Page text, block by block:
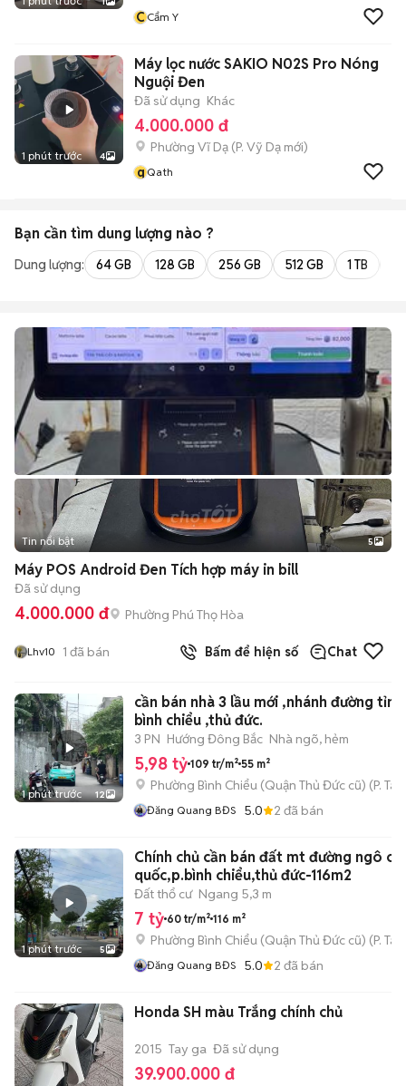
CCẩm Y
1 phút trước 4
Máy lọc nước SAKIO N02S Pro Nóng
Nguội Đen
Đã sử dụng Khác
4.000.000 đ
Phường Vĩ Dạ (P. Vỹ Dạ mới)
qQath
Bạn cần tìm dung lượng nào ?
Dung lượng: 64 GB 128 GB 256 GB 512 GB 1 TB
Tin nổi bật 5
Máy POS Android Đen Tích hợp máy in bill
Đã sử dụng
4.000.000 đ Phường Phú Thọ Hòa
Lhv10 1 đã bán Bấm để hiện số Chat
1 phút trước 12
cần bán nhà 3 lầu mới ,nhánh đường
bình chiểu ,thủ đức.
3 PN Hướng Đông Bắc Nhà ngõ, hẻm
5,98 tỷ 109 tr/m² 55 m²
Phường Bình Chiểu (Quận Thủ Đức cũ) (P.
Đăng Quang BĐS 5.0 2 đã bán
1 phút trước 5
Chính chủ cần bán đất mt đường ngô chí
quốc,p.bình chiểu,thủ đức-116m2
Đất thổ cư Ngang 5,3 m
7 tỷ 60 tr/m² 116 m²
Phường Bình Chiểu (Quận Thủ Đức cũ) (P.
Đăng Quang BĐS 5.0 2 đã bán
Honda SH màu Trắng chính chủ
2015 Tay ga Đã sử dụng
39.900.000 đ